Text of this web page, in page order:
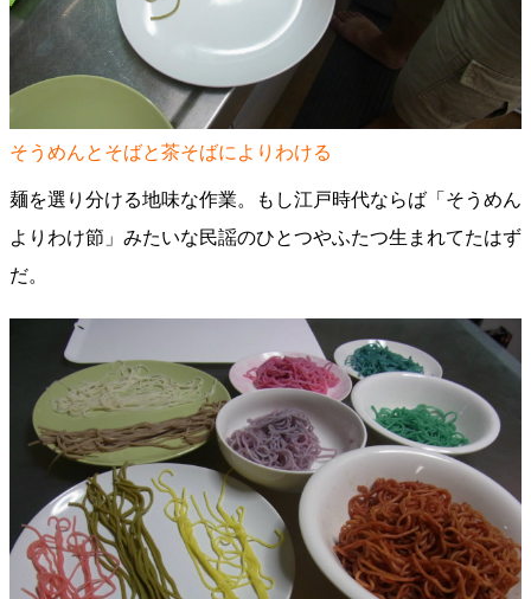
そうめんとそばと茶そばによりわける
麺を選り分ける地味な作業。もし江戸時代ならば「そうめん
よりわけ節」みたいな民謡のひとつやふたつ生まれてたはず
だ。